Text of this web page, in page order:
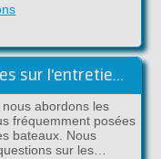
Questions fréquemment posées sur l'entretien des bateaux
abordons les
fréquemment posées
bateaux. Nous
sur les…